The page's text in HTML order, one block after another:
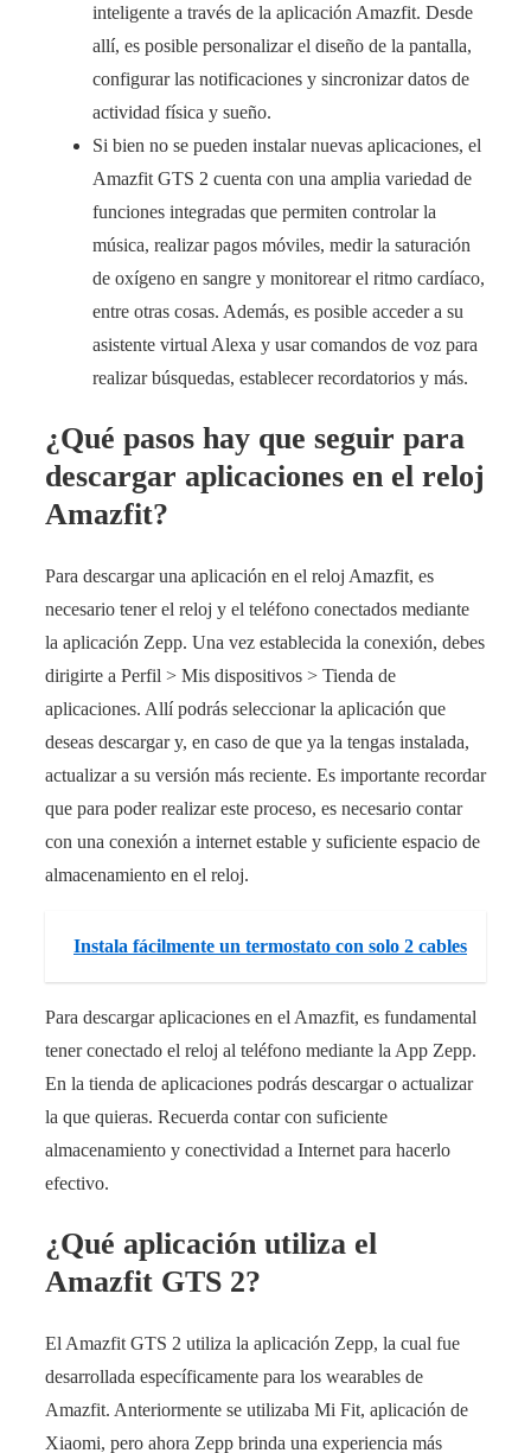
inteligente a través de la aplicación Amazfit. Desde
allí, es posible personalizar el diseño de la pantalla,
configurar las notificaciones y sincronizar datos de
actividad física y sueño.
Si bien no se pueden instalar nuevas aplicaciones, el
Amazfit GTS 2 cuenta con una amplia variedad de
funciones integradas que permiten controlar la
música, realizar pagos móviles, medir la saturación
de oxígeno en sangre y monitorear el ritmo cardíaco,
entre otras cosas. Además, es posible acceder a su
asistente virtual Alexa y usar comandos de voz para
realizar búsquedas, establecer recordatorios y más.
¿Qué pasos hay que seguir para
descargar aplicaciones en el reloj
Amazfit?
Para descargar una aplicación en el reloj Amazfit, es
necesario tener el reloj y el teléfono conectados mediante
la aplicación Zepp. Una vez establecida la conexión, debes
dirigirte a Perfil > Mis dispositivos > Tienda de
aplicaciones. Allí podrás seleccionar la aplicación que
deseas descargar y, en caso de que ya la tengas instalada,
actualizar a su versión más reciente. Es importante recordar
que para poder realizar este proceso, es necesario contar
con una conexión a internet estable y suficiente espacio de
almacenamiento en el reloj.
Instala fácilmente un termostato con solo 2 cables
Para descargar aplicaciones en el Amazfit, es fundamental
tener conectado el reloj al teléfono mediante la App Zepp.
En la tienda de aplicaciones podrás descargar o actualizar
la que quieras. Recuerda contar con suficiente
almacenamiento y conectividad a Internet para hacerlo
efectivo.
¿Qué aplicación utiliza el
Amazfit GTS 2?
El Amazfit GTS 2 utiliza la aplicación Zepp, la cual fue
desarrollada específicamente para los wearables de
Amazfit. Anteriormente se utilizaba Mi Fit, aplicación de
Xiaomi, pero ahora Zepp brinda una experiencia más